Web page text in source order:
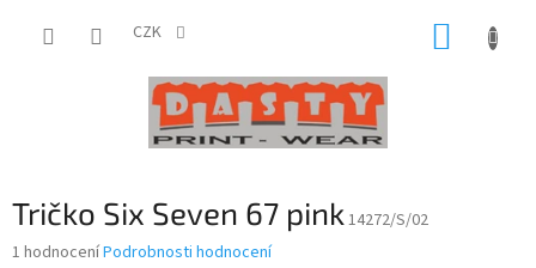
CZK
Tričko Six Seven 67 pink 14272/S/02
Průměrné
1 hodnoceníPodrobnosti hodnocení